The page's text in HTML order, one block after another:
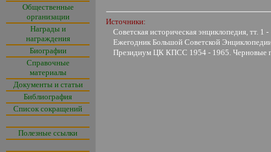
Общественные
организации
Награды и
награждения
Биографии
Справочные
материалы
Документы и статьи
Библиография
Список сокращений
Полезные ссылки
Источники:
Советская историческая энциклопедия, тт.
Ежегодник Большой Советской
Президиум ЦК КПСС 1954 - 1965. Черновые